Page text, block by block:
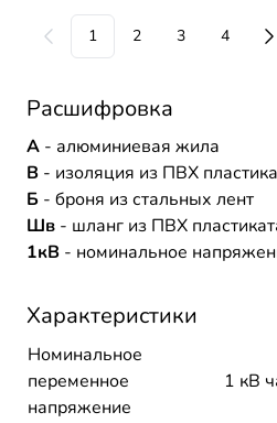
1 2 3 4
Расшифровка
А - алюминиевая жила
В - изоляция из ПВХ
Б - броня из стальных лент
Шв - шланг из ПВХ
1кВ - номинальное
Характеристики
Номинальное
переменное
напряжение
1 кВ